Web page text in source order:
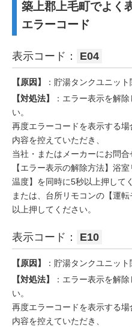
築上郡上毛町でよく
エラーコード
表示コード： E04
【原因】
：貯湯タンクユニッ
【対処法】
：エラー表示を解
い。
再度エラーコードを表示する
内容を控えていただき、
当社・またはメーカーにお問合
【エラー表示の解除方法】浴
温度】を同時に5秒以上押して
または、台所リモコンの【運
以上押してください。
表示コード： E10
【原因】
：貯湯タンクユニッ
【対処法】
：エラー表示を解
い。
再度エラーコードを表示する
内容を控えていただき、